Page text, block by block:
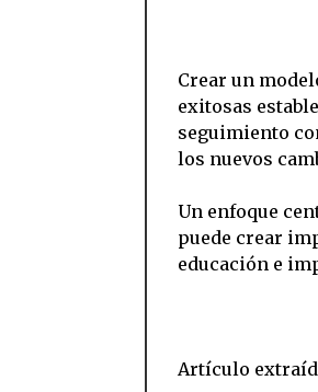
Crear un
exitosas
seguimiento
los nuevos
Un enfoque
puede crear
educación e
Artículo